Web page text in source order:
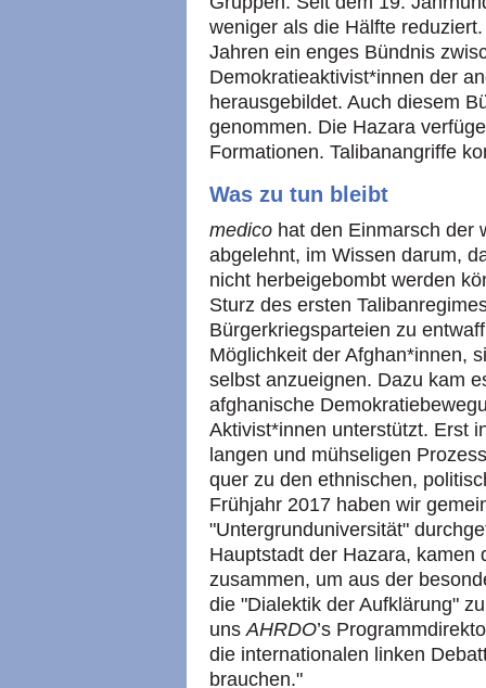
weniger als die Hälfte
Jahren ein enges Bündnis
Demokratieaktivist*innen der
herausgebildet. Auch diesem
genommen. Die Hazara
Formationen. Talibanangriffe
Was zu tun bleibt
medico hat den Einmarsch der
abgelehnt, im Wissen darum,
nicht herbeigebombt werden
Sturz des ersten
Bürgerkriegsparteien zu
Möglichkeit der Afghan*innen,
selbst anzueignen. Dazu kam
afghanische
Aktivist*innen unterstützt. Erst
langen und mühseligen
quer zu den ethnischen,
Frühjahr 2017 haben wir
"Untergrunduniversität"
Hauptstadt der Hazara, kamen
zusammen, um aus der
die "Dialektik der Aufklärung"
unsAHRDO’s
die internationalen linken
brauchen."